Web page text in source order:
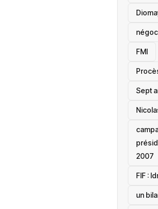
FMI
Sept
2007
‎FIF :
un